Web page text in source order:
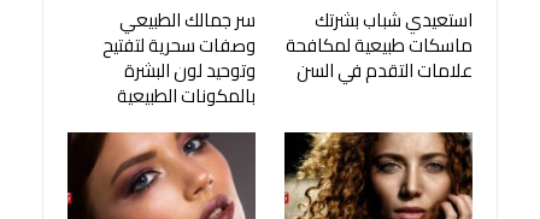
استعيدي شباب بشرتك
ماسكات طبيعية لمكافحة
علامات التقدم في السن
سر جمالك الطبيعي
وصفات سحرية لتفتيح
وتوحيد لون البشرة
بالمكونات الطبيعية